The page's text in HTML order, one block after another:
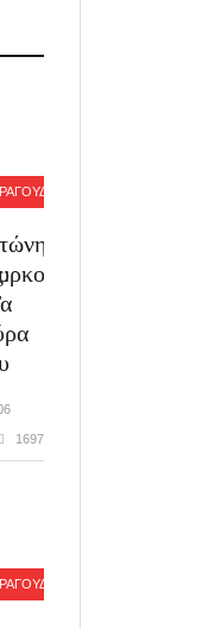
1697